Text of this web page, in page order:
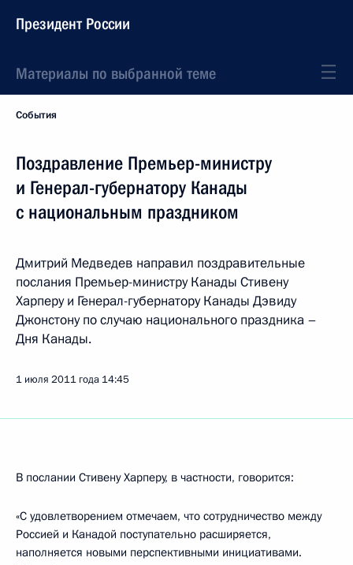
Президент России
Материалы по выбранной теме
События
Поздравление Премьер-министру
и Генерал-губернатору Канады
с национальным праздником
Дмитрий Медведев направил поздравительные
послания Премьер-министру Канады Стивену
Харперу и Генерал-губернатору Канады Дэвиду
Джонстону по случаю национального праздника –
Дня Канады.
1 июля 2011 года 14:45
В послании Стивену Харперу, в частности, говорится:
«С удовлетворением отмечаем, что сотрудничество между
Россией и Канадой поступательно расширяется,
наполняется новыми перспективными инициативами.